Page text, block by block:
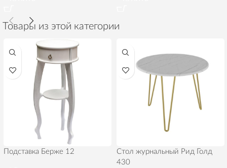
Товары из этой категории
Подставка Берже 12
Стол журнальный Рид Голд
430